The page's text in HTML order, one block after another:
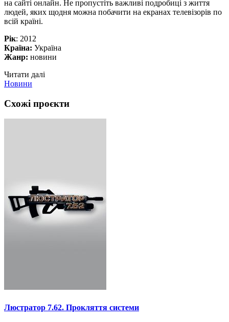
на сайті онлайн. Не пропустіть важливі подробиці з життя
людей, яких щодня можна побачити на екранах телевізорів по
всій країні.
Рік: 2012
Країна: Україна
Жанр: новини
Читати далі
Новини
Схожі проєкти
Люстратор 7.62. Прокляття системи